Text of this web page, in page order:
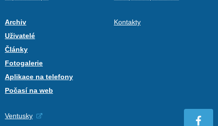
Archiv
Uživatelé
Články
Fotogalerie
Aplikace na telefony
Počasí na web
Kontakty
Ventusky